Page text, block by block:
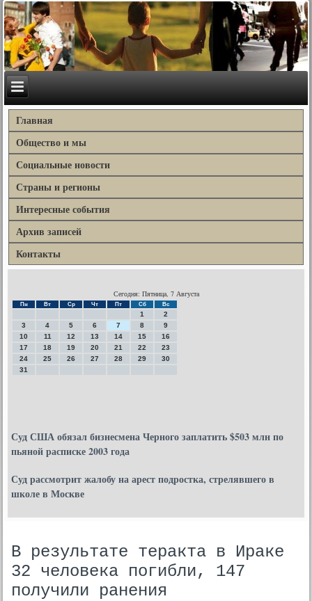
Главная
Общество и мы
Социальные новости
Страны и регионы
Интересные события
Архив записей
Контакты
Сегодня: Пятница, 7 Августа
Пн Вт Ср Чт Пт Сб Вс
1
2
3
4 5 6 7 8
9
10
11 12 13 14 15
16
17
18 19 20 21 22
23
24
25 26 27 28 29
30
31
Суд США обязал бизнесмена Черного заплатить $503 млн по
пьяной расписке 2003 года
Суд рассмотрит жалобу на арест подростка, стрелявшего в
школе в Москве
В результате теракта в Ираке
32 человека погибли, 147
получили ранения